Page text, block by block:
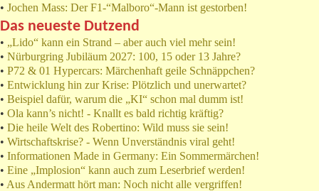
• Jochen Mass: Der F1-“Malboro“-Mann ist gestorben!
Das neueste Dutzend
• „Lido“ kann ein Strand – aber auch viel mehr sein!
• Nürburgring Jubiläum 2027: 100, 15 oder 13 Jahre?
• P72 & 01 Hypercars: Märchenhaft geile Schnäppchen?
• Entwicklung hin zur Krise: Plötzlich und unerwartet?
• Beispiel dafür, warum die „KI“ schon mal dumm ist!
• Ola kann’s nicht! - Knallt es bald richtig kräftig?
• Die heile Welt des Robertino: Wild muss sie sein!
• Wirtschaftskrise? - Wenn Unverständnis viral geht!
• Informationen Made in Germany: Ein Sommermärchen!
• Eine „Implosion“ kann auch zum Leserbrief werden!
• Aus Andermatt hört man: Noch nicht alle vergriffen!